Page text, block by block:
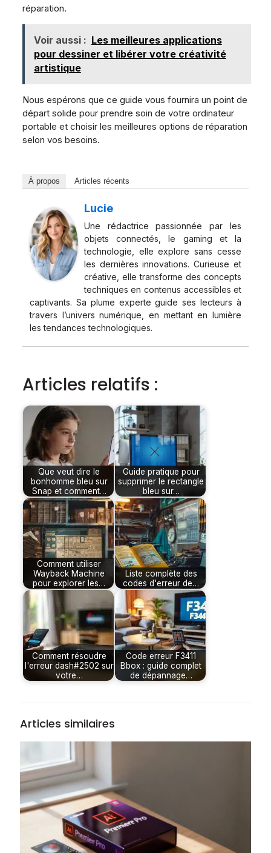
réparation.
Voir aussi : Les meilleures applications
pour dessiner et libérer votre créativité
artistique
Nous espérons que ce guide vous fournira un point de
départ solide pour prendre soin de votre ordinateur
portable et choisir les meilleures options de réparation
selon vos besoins.
À propos Articles récents
Lucie
Une rédactrice passionnée par les
objets connectés, le gaming et la
technologie, elle explore sans cesse
les dernières innovations. Curieuse et
créative, elle transforme des concepts
techniques en contenus accessibles et
captivants. Sa plume experte guide ses lecteurs à
travers l’univers numérique, en mettant en lumière
les tendances technologiques.
Articles relatifs :
Que veut dire le
bonhomme bleu sur
Snap et comment…
Guide pratique pour
supprimer le rectangle
bleu sur…
Comment utiliser
Wayback Machine
pour explorer les…
Liste complète des
codes d'erreur de…
Comment résoudre
l'erreur dash#2502 sur
votre…
Code erreur F3411
Bbox : guide complet
de dépannage…
Articles similaires